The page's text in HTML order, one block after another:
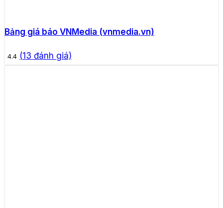
Bảng giá báo VNMedia (vnmedia.vn)
4.4 (13 đánh giá)